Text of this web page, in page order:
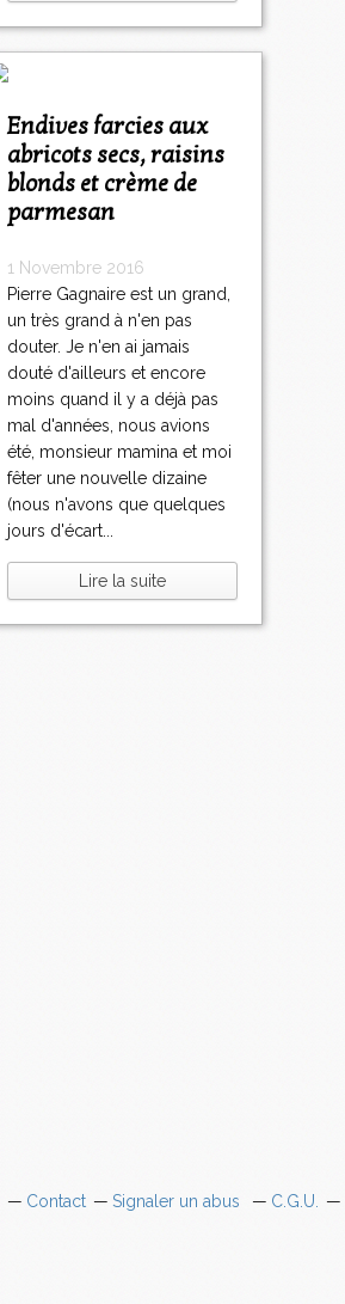
Endives farcies aux
abricots secs, raisins
blonds et crème de
parmesan
1 Novembre 2016
Pierre Gagnaire est un grand,
un très grand à n'en pas
douter. Je n'en ai jamais
douté d'ailleurs et encore
moins quand il y a déjà pas
mal d'années, nous avions
été, monsieur mamina et moi
fêter une nouvelle dizaine
(nous n'avons que quelques
jours d'écart...
Lire la suite
Contact Signaler un abus C.G.U.